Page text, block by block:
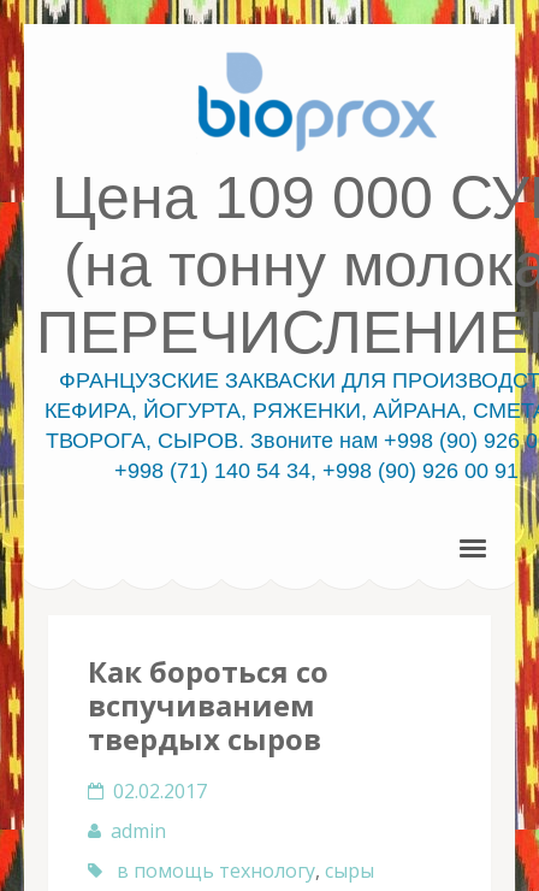
Цена 109 000
(на тонну
ФРАНЦУЗСКИЕ ЗАКВАСКИ ДЛЯ
КЕФИРА, ЙОГУРТА, РЯЖЕНКИ, АЙРАНА,
ТВОРОГА, СЫРОВ. Звоните нам +998 (90) 926
+998 (71) 140 54 34, +998 (90) 926 00 91
Как бороться со
вспучиванием
твердых сыров
02.02.2017
admin
в помощь технологу, сыры